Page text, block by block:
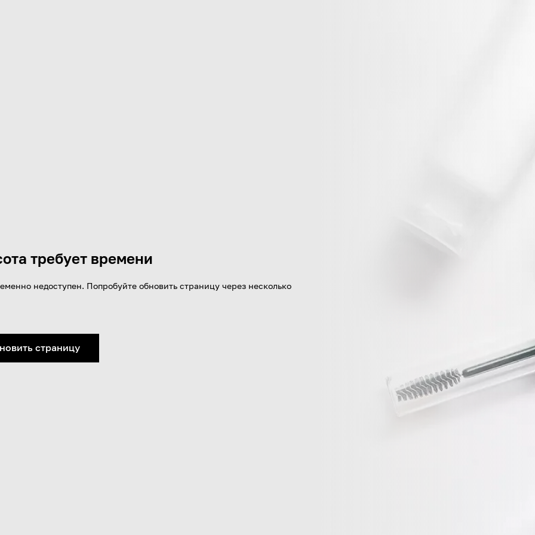
требует времени
недоступен. Попробуйте обновить страницу через несколько
страницу